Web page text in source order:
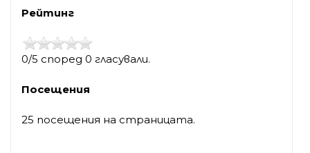
Рейтинг
0/5 според 0 гласували.
Посещения
25 посещения на страницата.